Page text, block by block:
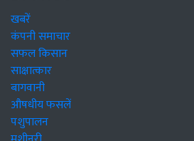
खबरें
कंपनी समाचार
सफल किसान
साक्षात्कार
बागवानी
औषधीय फसलें
पशुपालन